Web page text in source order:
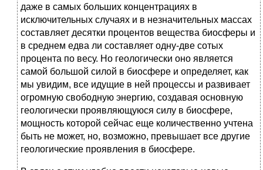
даже в самых больших концентрациях в
исключительных случаях и в незначительных массах
составляет десятки процентов вещества биосферы и
в среднем едва ли составляет одну-две сотых
процента по весу. Но геологически оно является
самой большой силой в биосфере и определяет, как
мы увидим, все идущие в ней процессы и развивает
огромную свободную энергию, создавая основную
геологически проявляющуюся силу в биосфере,
мощность которой сейчас еще количественно учтена
быть не может, но, возможно, превышает все другие
геологические проявления в биосфере.